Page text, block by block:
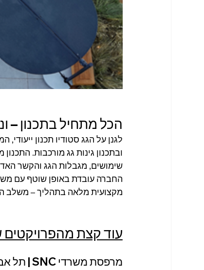
הכל מתחיל בתכנון –
ובתכנון גינות גג מורכבות.
שימושים, מגבלות הגג והקשר
החברה עובדת באופן שוטף עם
מקצועית מלאה בתהליך – משלב
עוד קצת מהפרויקטים
מרפסת משרדי SNC | תל אביב